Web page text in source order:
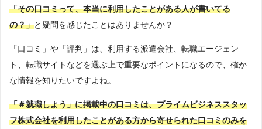
「その口コミって、本当に利用したことがある人が書いてる
の？」と疑問を感じたことはありませんか？
「口コミ」や「評判」は、利用する派遣会社、転職エージェン
ト、転職サイトなどを選ぶ上で重要なポイントになるので、確か
な情報を知りたいですよね。
「＃就職しよう」に掲載中の口コミは、プライムビジネススタッ
フ株式会社を利用したことがある方から寄せられた口コミのみを